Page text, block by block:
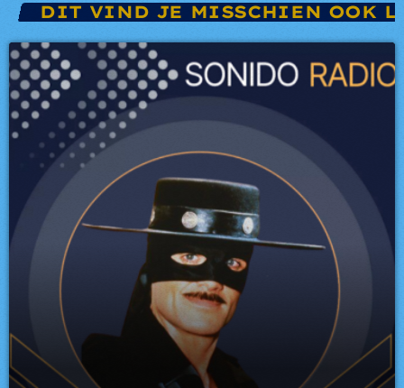
DIT VIND JE MISSCHIEN OOK